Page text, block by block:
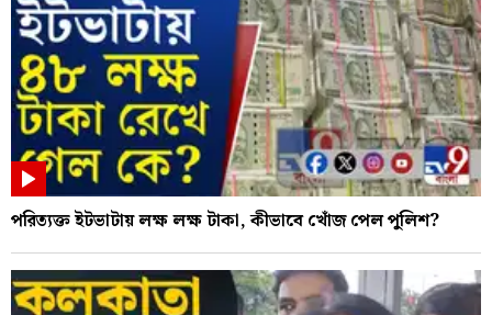
পরিত্যক্ত ইটভাটায় লক্ষ লক্ষ টাকা, কীভাবে খোঁজ পেল পুলিশ?